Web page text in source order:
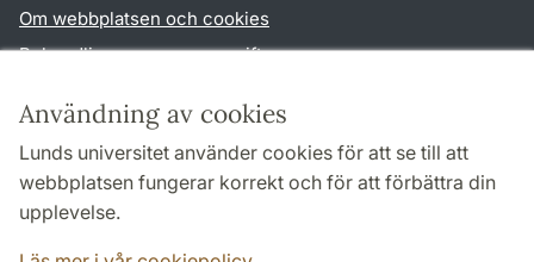
Användning av cookies
Lunds universitet använder cookies för att se till att
webbplatsen fungerar korrekt och för att förbättra din
upplevelse.
Om webbplatsen och cookies
Behandling av personuppgifter
TYPO3-login
Följ oss i sociala medier